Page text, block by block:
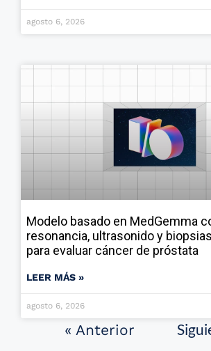
agosto 6, 2026
Modelo basado en MedGemma
resonancia, ultrasonido y
para evaluar cáncer de próstata
LEER MÁS »
agosto 6, 2026
« Anterior